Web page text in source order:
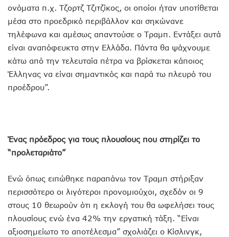
ονόματα π.χ. Τζορτζ Τζιτζίκος, οι οποίοι ήταν υποτίθεται
μέσα στο προεδρικό περιβάλλον και σηκώνανε
τηλέφωνα και αμέσως απαντούσε ο Τραμπ. Εντάξει αυτά
είναι αναπόφευκτα στην Ελλάδα. Πάντα θα ψάχνουμε
κάτω από την τελευταία πέτρα να βρίσκεται κάποιος
Έλληνας να είναι σημαντικός και παρά τω πλευρό του
προέδρου”.
Ένας πρόεδρος για τους πλουσίους που στηρίζει το
“προλεταριάτο”
Ενώ όπως ειπώθηκε παραπάνω τον Τραμπ στήριξαν
περισσότερο οι λιγότεροι προνομιούχοι, σχεδόν οι 9
στους 10 θεωρούν ότι η εκλογή του θα ωφελήσει τους
πλουσίους ενώ ένα 42% την εργατική τάξη. “Είναι
αξιοσημείωτο το αποτέλεσμα” σχολιάζει ο Κίσλινγκ,